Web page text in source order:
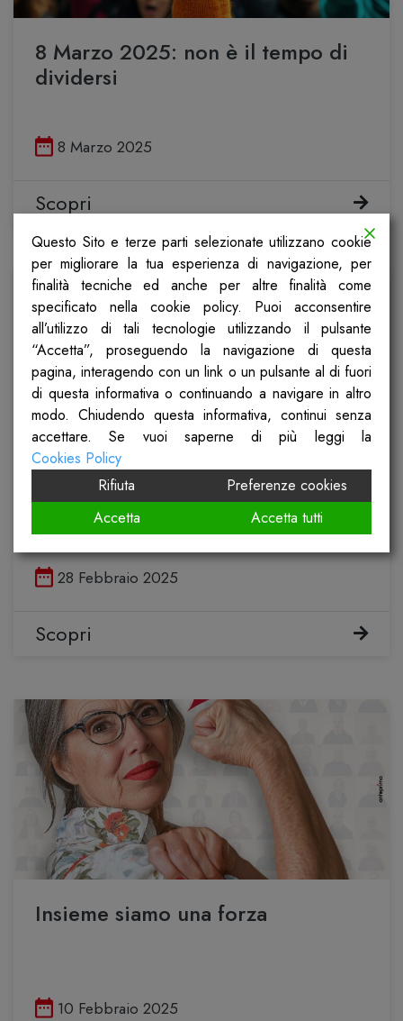
8 Marzo 2025: non è il tempo di
dividersi
Pubblicato il
8 Marzo 2025
Scopri
Comunicato stampa Cgil, Spi e Fp
della Lombardia
Pubblicato il
28 Febbraio 2025
Scopri
Insieme siamo una forza
Pubblicato il
10 Febbraio 2025
Questo Sito e terze parti selezionate utilizzano cookie
per migliorare la tua esperienza di navigazione, per
finalità tecniche ed anche per altre finalità come
specificato nella cookie policy. Puoi acconsentire
all’utilizzo di tali tecnologie utilizzando il pulsante
“Accetta”, proseguendo la navigazione di questa
pagina, interagendo con un link o un pulsante al di fuori
di questa informativa o continuando a navigare in altro
modo. Chiudendo questa informativa, continui senza
accettare. Se vuoi saperne di più leggi la
Cookies Policy
Rifiuta
Preferenze cookies
Accetta
Accetta tutti